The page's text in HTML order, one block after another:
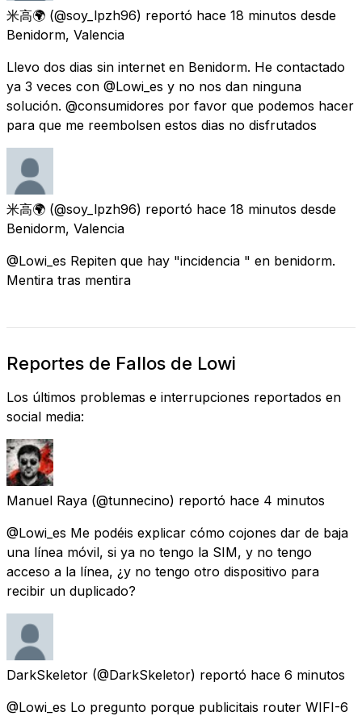
米高🌍 (@soy_lpzh96) reportó hace 18 minutos desde
Benidorm, Valencia
Llevo dos dias sin internet en Benidorm. He contactado
ya 3 veces con @Lowi_es y no nos dan ninguna
solución. @consumidores por favor que podemos hacer
para que me reembolsen estos dias no disfrutados
米高🌍 (@soy_lpzh96) reportó hace 18 minutos desde
Benidorm, Valencia
@Lowi_es Repiten que hay "incidencia " en benidorm.
Mentira tras mentira
Reportes de Fallos de Lowi
Los últimos problemas e interrupciones reportados en
social media:
Manuel Raya (@tunnecino) reportó hace 4 minutos
@Lowi_es Me podéis explicar cómo cojones dar de baja
una línea móvil, si ya no tengo la SIM, y no tengo
acceso a la línea, ¿y no tengo otro dispositivo para
recibir un duplicado?
DarkSkeletor (@DarkSkeletor) reportó hace 6 minutos
@Lowi_es Lo pregunto porque publicitais router WIFI-6